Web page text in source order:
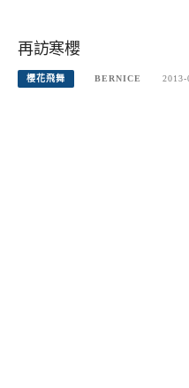
再訪寒櫻
櫻花飛舞 BERNICE 2013-